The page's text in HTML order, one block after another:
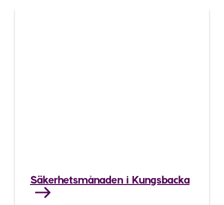
Säkerhetsmånaden i Kungsbacka